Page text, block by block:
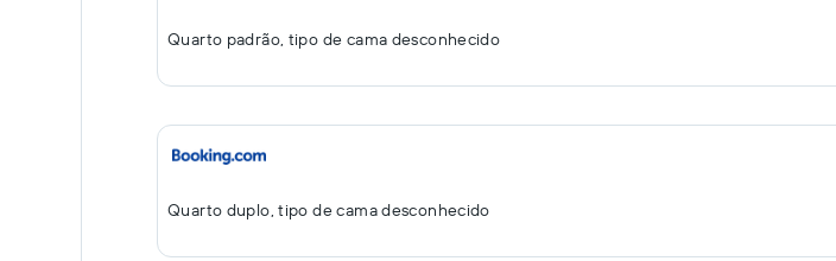
Quarto padrão, tipo de cama desconhecido
Quarto duplo, tipo de cama desconhecido